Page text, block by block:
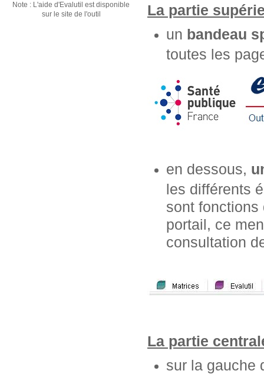
Note : L'aide d'Evalutil est disponible
sur le site de l'outil
La partie
un bandeau
toutes les
en dessous,
les différents
sont fonctions
portail, ce
consultation
La partie
sur la gauche